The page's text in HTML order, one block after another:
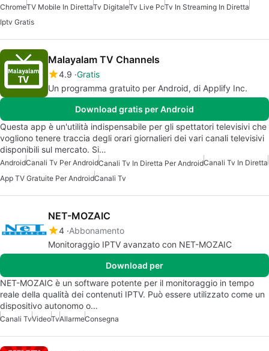
ChromeTV Mobile In DirettaTv DigitaleTv Live PcTv In Streaming In Diretta
Iptv Gratis
Malayalam TV Channels
4.9 Gratis
Un programma gratuito per Android, di Applify Inc.
Download gratis per Android
Questa app è un'utilità indispensabile per gli spettatori televisivi che
vogliono tenere traccia degli orari giornalieri dei vari canali televisivi
disponibili sul mercato. Si…
AndroidCanali Tv Per AndroidCanali Tv In Diretta Per AndroidCanali Tv In Diretta
App TV Gratuite Per AndroidCanali Tv
NET-MOZAIC
4 Abbonamento
Monitoraggio IPTV avanzato con NET-MOZAIC
Download per
NET-MOZAIC è un software potente per il monitoraggio in tempo
reale della qualità dei contenuti IPTV. Può essere utilizzato come un
dispositivo autonomo o…
Canali TvVideoTvAllarmeConsegna